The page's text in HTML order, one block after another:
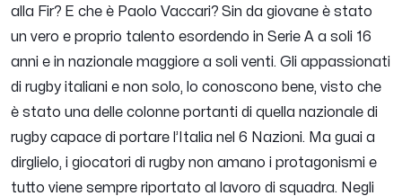
alla Fir? E che è Paolo Vaccari? Sin da giovane è stato
un vero e proprio talento esordendo in Serie A a soli 16
anni e in nazionale maggiore a soli venti. Gli appassionati
di rugby italiani e non solo, lo conoscono bene, visto che
è stato una delle colonne portanti di quella nazionale di
rugby capace di portare l’Italia nel 6 Nazioni. Ma guai a
dirglielo, i giocatori di rugby non amano i protagonismi e
tutto viene sempre riportato al lavoro di squadra. Negli